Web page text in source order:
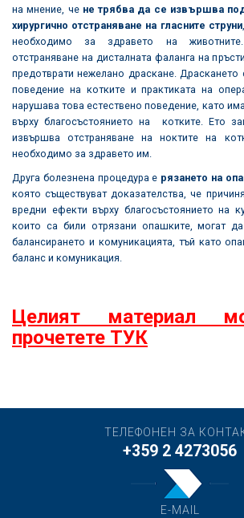
на мнение, че не трябва да се извършва
хирургично отстраняване на гласните струни
необходимо за здравето на
отстраняване на дисталната фаланга на
предотврати нежелано драскане. Драскането
поведение на котките и практиката на
нарушава това естествено поведение, като
върху благосъстоянието на котките. Ето
извършва отстраняване на ноктите на
необходимо за здравето им.
Друга болезнена процедура е рязането на
която съществуват доказателства, че
вредни ефекти върху благосъстоянието на
които са били отрязани опашките, могат
балансирането и комуникацията, тъй като
баланс и комуникация.
Целият материал
прочетете ТУК
ТЕЛЕФОНЕН ЗА
+359 2 4273056
E-MAIL